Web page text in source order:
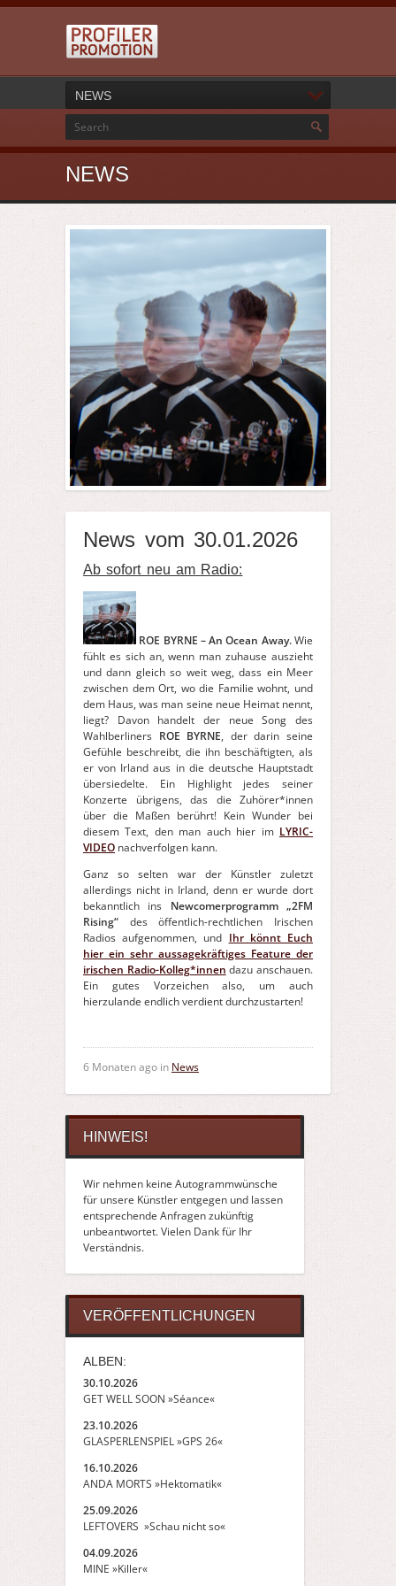
NEWS
NEWS
News vom 30.01.2026
Ab sofort neu am Radio:
ROE BYRNE – An Ocean Away.Wie
fühlt es sich an, wenn man zuhause auszieht
und dann gleich so weit weg, dass ein Meer
zwischen dem Ort, wo die Familie wohnt, und
dem Haus, was man seine neue Heimat nennt,
liegt? Davon handelt der neue Song des
Wahlberliners ROE BYRNE, der darin seine
Gefühle beschreibt, die ihn beschäftigten, als
er von Irland aus in die deutsche Hauptstadt
übersiedelte. Ein Highlight jedes seiner
Konzerte übrigens, das die Zuhörer*innen
über die Maßen berührt! Kein Wunder bei
diesem Text, den man auch hier im LYRIC-
VIDEO nachverfolgen kann.
Ganz so selten war der Künstler zuletzt
allerdings nicht in Irland, denn er wurde dort
bekanntlich ins Newcomerprogramm „2FM
Rising“ des öffentlich-rechtlichen Irischen
Radios aufgenommen, und Ihr könnt Euch
hier ein sehr aussagekräftiges Feature der
irischen Radio-Kolleg*innen dazu anschauen.
Ein gutes Vorzeichen also, um auch
hierzulande endlich verdient durchzustarten!
6 Monaten ago in News
HINWEIS!
Wir nehmen keine Autogrammwünsche
für unsere Künstler entgegen und lassen
entsprechende Anfragen zukünftig
unbeantwortet. Vielen Dank für Ihr
Verständnis.
VERÖFFENTLICHUNGEN
ALBEN:
30.10.2026
GET WELL SOON »Séance«
23.10.2026
GLASPERLENSPIEL »GPS 26«
16.10.2026
ANDA MORTS »Hektomatik«
25.09.2026
LEFTOVERS »Schau nicht so«
04.09.2026
MINE »Killer«